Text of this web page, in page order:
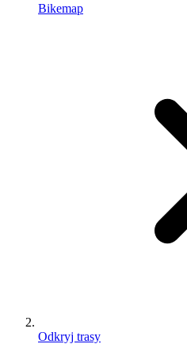
Bikemap
Odkryj trasy